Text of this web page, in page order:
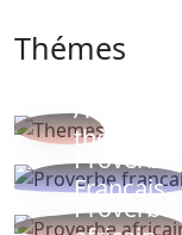
Thémes
Autres
thèmes
Proverbe
Français
Proverbe